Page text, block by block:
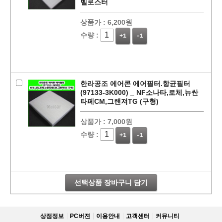
페이코 라이
구매
벨로스터
상품가 : 6,200원
수량 :
+1 -1
한라공조 에어콘 에어필터.항균필터
(97133-3K000) _ NF소나타,로체,뉴싼
타페CM,그랜져TG (구형)
상품가 : 7,000원
수량 :
+1 -1
선택상품 장바구니 담기
상점정보 PC버젼 이용안내 고객센터 커뮤니티